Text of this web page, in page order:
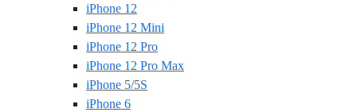
iPhone 12
iPhone 12 Mini
iPhone 12 Pro
iPhone 12 Pro Max
iPhone 5/5S
iPhone 6